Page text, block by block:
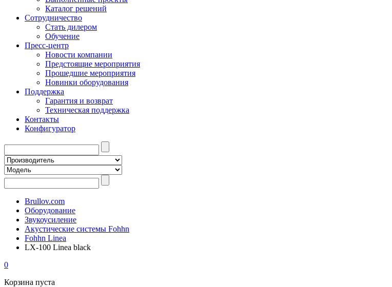
Каталог решений
Сотрудничество
Стать дилером
Обучение
Пресс-центр
Новости компании
Предстоящие мероприятия
Прошедшие мероприятия
Новинки оборудования
Поддержка
Гарантия и возврат
Техническая поддержка
Контакты
Конфигуратор
Brullov.com
Оборудование
Звукоусиление
Акустические системы Fohhn
Fohhn Linea
LX-100 Linea black
0
Корзина пуста